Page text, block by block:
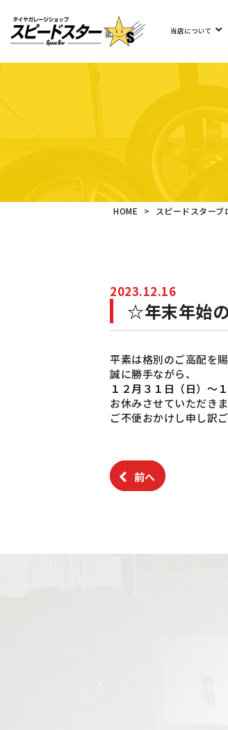
当店について
HOME > スピードスターブ
2023.12.16
☆年末年始
平素は格別のご高配を
誠に勝手ながら、
１２月３１日（日）～
お休みさせていただきま
ご不便おかけし申し訳
前へ